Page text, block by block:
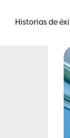
Historias de